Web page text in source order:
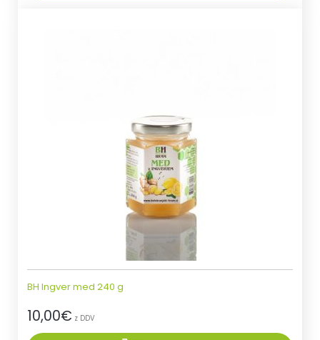
BH Ingver med 240 g
10,00€ z DDV